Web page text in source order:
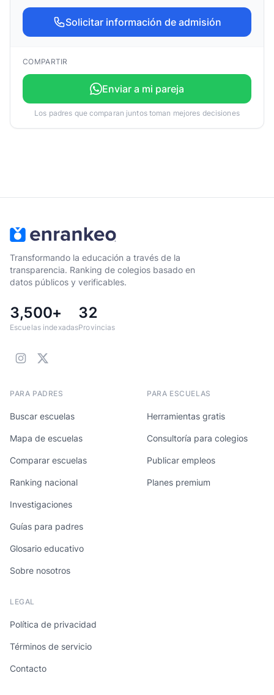
Solicitar información de admisión
COMPARTIR
Enviar a mi pareja
Los padres que comparan juntos toman mejores decisiones
Transformando la educación a través de la
transparencia. Ranking de colegios basado en
datos públicos y verificables.
3,500+
Escuelas indexadas
32
Provincias
PARA PADRES
Buscar escuelas
Mapa de escuelas
Comparar escuelas
Ranking nacional
Investigaciones
Guías para padres
Glosario educativo
Sobre nosotros
PARA ESCUELAS
Herramientas gratis
Consultoría para colegios
Publicar empleos
Planes premium
LEGAL
Política de privacidad
Términos de servicio
Contacto